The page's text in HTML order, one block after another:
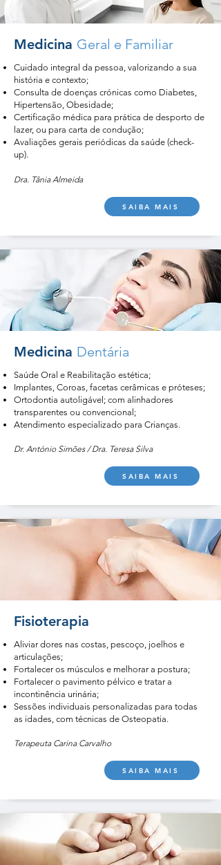
Medicina Geral e Familiar
Cuidado integral da pessoa, valorizando a sua
história e contexto;
Consulta de doenças crónicas como Diabetes,
Hipertensão, Obesidade;
Certificação médica para prática de desporto de
lazer, ou para carta de condução;
Avaliações gerais periódicas da saúde (check-
up).
Dra. Tânia Almeida
SAIBA MAIS
Medicina Dentária
Saúde Oral e Reabilitação estética;
Implantes, Coroas, facetas cerâmicas e próteses;
Ortodontia autoligável; com alinhadores
transparentes ou convencional;
Atendimento especializado para Crianças.
Dr. António Simões / Dra. Teresa Silva
SAIBA MAIS
Fisioterapia
Aliviar dores nas costas, pescoço, joelhos e
articulações;
Fortalecer os músculos e melhorar a postura;
Fortalecer o pavimento pélvico e tratar a
incontinência urinária;
Sessões individuais personalizadas para todas
as idades, com técnicas de Osteopatia.
Terapeuta Carina Carvalho
SAIBA MAIS